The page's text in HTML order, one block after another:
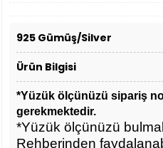
925 Gümüş/Silver
Ürün Bilgisi
*Yüzük ölçünüzü sipariş
gerekmektedir.
*Yüzük ölçünüzü
Rehberinden